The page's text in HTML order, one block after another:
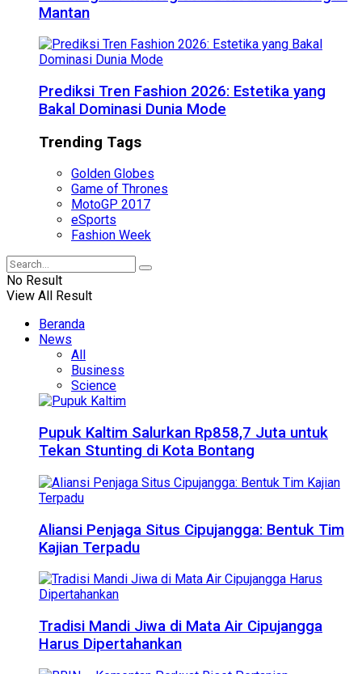
Mantan
Prediksi Tren Fashion 2026: Estetika yang
Bakal Dominasi Dunia Mode
Trending Tags
Golden Globes
Game of Thrones
MotoGP 2017
eSports
Fashion Week
No Result
View All Result
Beranda
News
All
Business
Science
Pupuk Kaltim Salurkan Rp858,7 Juta untuk
Tekan Stunting di Kota Bontang
Aliansi Penjaga Situs Cipujangga: Bentuk Tim
Kajian Terpadu
Tradisi Mandi Jiwa di Mata Air Cipujangga
Harus Dipertahankan